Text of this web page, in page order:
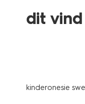
dit
kinderonesie